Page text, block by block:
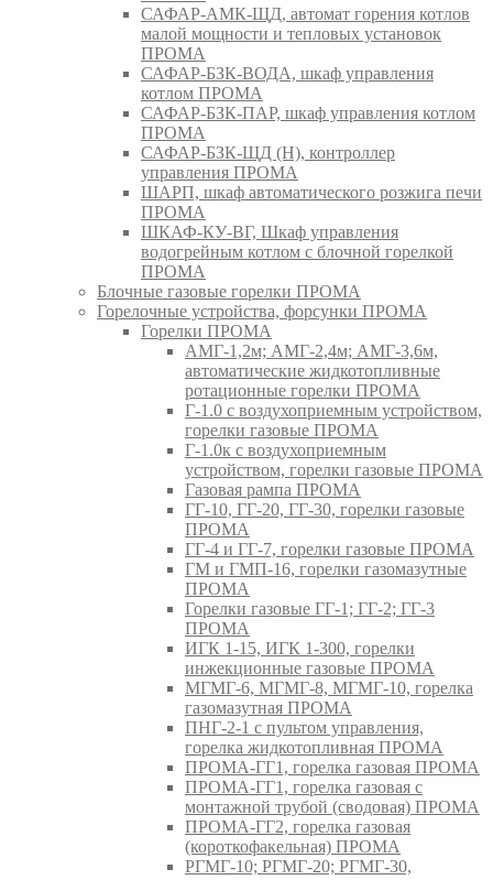
САФАР-АМК-ЩД, автомат горения котлов
малой мощности и тепловых установок
ПРОМА
САФАР-БЗК-ВОДА, шкаф управления
котлом ПРОМА
САФАР-БЗК-ПАР, шкаф управления котлом
ПРОМА
САФАР-БЗК-ЩД (Н), контроллер
управления ПРОМА
ШАРП, шкаф автоматического розжига печи
ПРОМА
ШКАФ-КУ-ВГ, Шкаф управления
водогрейным котлом с блочной горелкой
ПРОМА
Блочные газовые горелки ПРОМА
Горелочные устройства, форсунки ПРОМА
Горелки ПРОМА
АМГ-1,2м; АМГ-2,4м; АМГ-3,6м,
автоматические жидкотопливные
ротационные горелки ПРОМА
Г-1.0 с воздухоприемным устройством,
горелки газовые ПРОМА
Г-1.0к с воздухоприемным
устройством, горелки газовые ПРОМА
Газовая рампа ПРОМА
ГГ-10, ГГ-20, ГГ-30, горелки газовые
ПРОМА
ГГ-4 и ГГ-7, горелки газовые ПРОМА
ГМ и ГМП-16, горелки газомазутные
ПРОМА
Горелки газовые ГГ-1; ГГ-2; ГГ-3
ПРОМА
ИГК 1-15, ИГК 1-300, горелки
инжекционные газовые ПРОМА
МГМГ-6, МГМГ-8, МГМГ-10, горелка
газомазутная ПРОМА
ПНГ-2-1 с пультом управления,
горелка жидкотопливная ПРОМА
ПРОМА-ГГ1, горелка газовая ПРОМА
ПРОМА-ГГ1, горелка газовая с
монтажной трубой (сводовая) ПРОМА
ПРОМА-ГГ2, горелка газовая
(короткофакельная) ПРОМА
РГМГ-10; РГМГ-20; РГМГ-30,